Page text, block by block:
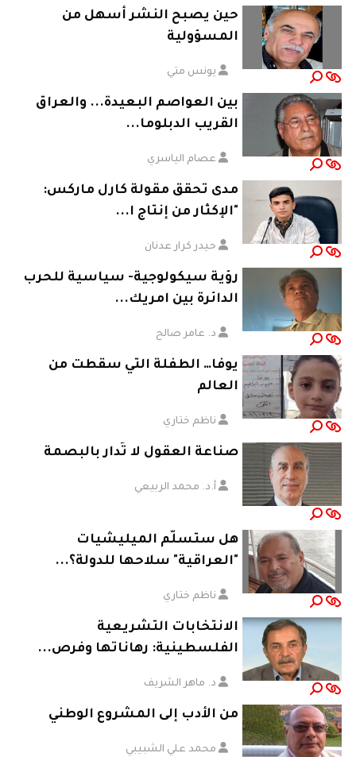
حين يصبح النشر أسهل من
المسؤولية
يونس متي
بين العواصم البعيدة... والعراق
القريب الدبلوما...
عصام الياسري
مدى تحقق مقولة كارل ماركس:
"الإكثار من إنتاج ا...
حيدر كرار عدنان
رؤية سيكولوجية- سياسية للحرب
الدائرة بين امريك...
د. عامر صالح
يوفا… الطفلة التي سقطت من
العالم
ناظم ختاري
صناعة العقول لا تُدار بالبصمة
أ.د. محمد الربيعي
هل ستسلّم الميليشيات
"العراقية" سلاحها للدولة؟...
ناظم ختاري
الانتخابات التشريعية
الفلسطينية: رهاناتها وفرص...
د. ماهر الشريف
من الأدب إلى المشروع الوطني
محمد علي الشبيبي